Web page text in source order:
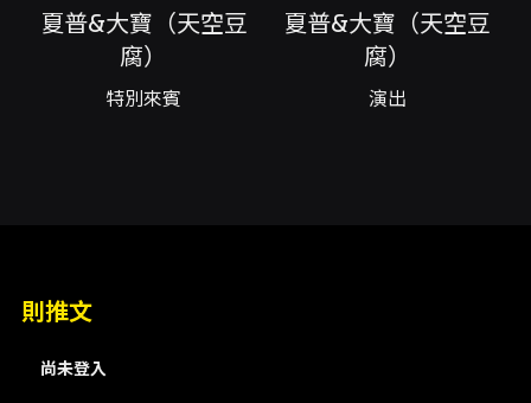
Comedy Club Taipei 或 KKTIX 平台。
注意事項
注意事項 - 演出全程禁止錄影、錄音；可以拍照
票入場，票券視同有價證券，遺失或毀損恕不補
申請退換票，退票酌收票面金額10%手續費；全
夏普&大寶（天空豆
腐）
特別來賓
夏普&大寶（天空豆
腐）
演出
則推文
尚未登入